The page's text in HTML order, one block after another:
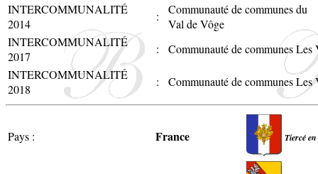
INTERCOMMUNALITÉ
2014
:
Communauté de communes du
Val de Vôge
INTERCOMMUNALITÉ
2017
:
Communauté de communes Les
INTERCOMMUNALITÉ
2018
: Communauté de communes Les
Pays : France Tiercé